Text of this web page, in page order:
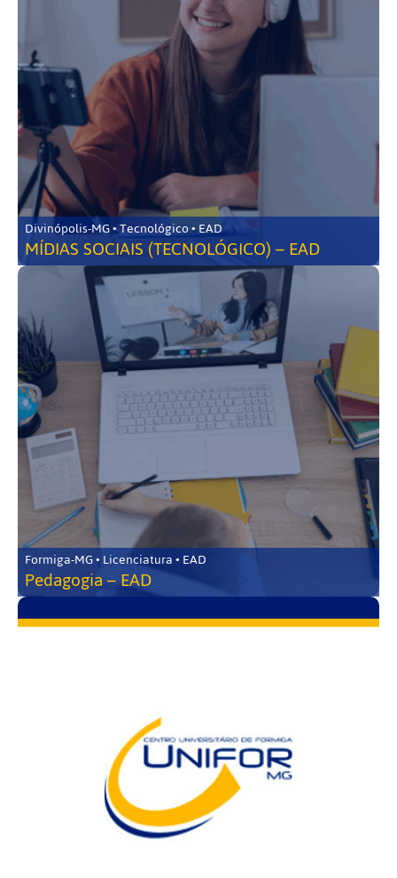
Divinópolis-MG • Tecnológico • EAD
MÍDIAS SOCIAIS (TECNOLÓGICO) – EAD
Formiga-MG • Licenciatura • EAD
Pedagogia – EAD